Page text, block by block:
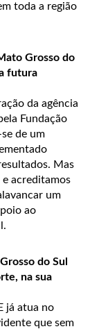
toda a região
Grosso do
futura
da agência
Fundação
de um
Mas
acreditamos
um
ao
do Sul
na sua
já atua no
que sem